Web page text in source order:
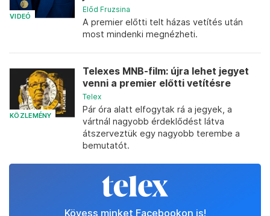
VIDEÓ
Előd Fruzsina
A premier előtti telt házas vetítés után
most mindenki megnézheti.
KÖZLEMÉNY
Telexes MNB-film: újra lehet jegyet
venni a premier előtti vetítésre
Telex
Pár óra alatt elfogytak rá a jegyek, a
vártnál nagyobb érdeklődést látva
átszerveztük egy nagyobb terembe a
bemutatót.
Kövess minket Facebookon is!